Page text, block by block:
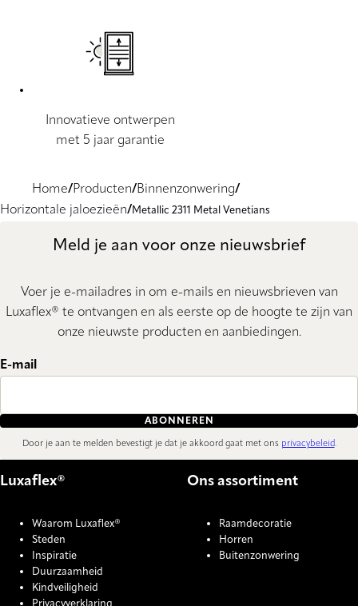
Innovatieve ontwerpen
met 5 jaar garantie
Home Producten Binnenzonwering
Horizontale jaloezieën
Metallic 2311 Metal Venetians
Meld je aan voor onze nieuwsbrief
Voer je e-mailadres in om e-mails en nieuwsbrieven van
Luxaflex® te ontvangen en als eerste op de hoogte te zijn van
onze nieuwste producten en aanbiedingen.
E-mail
ABONNEREN
Door je aan te melden bevestigt je dat je akkoord gaat met ons privacybeleid.
Luxaflex®
Waarom Luxaflex®
Steden
Inspiratie
Duurzaamheid
Kindveiligheid
Privacyverklaring
Ons assortiment
Raamdecoratie
Horren
Buitenzonwering